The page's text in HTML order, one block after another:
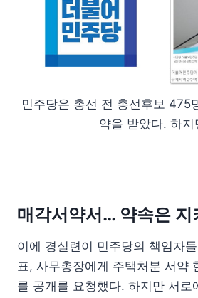
민주당은 총선 전 총선후보 475
약을 받았다. 하
매각서약서… 약속은 지
이에 경실련이 민주당의 책임자
표, 사무총장에게 주택처분 서약
를 공개를 요청했다. 하지만 서로